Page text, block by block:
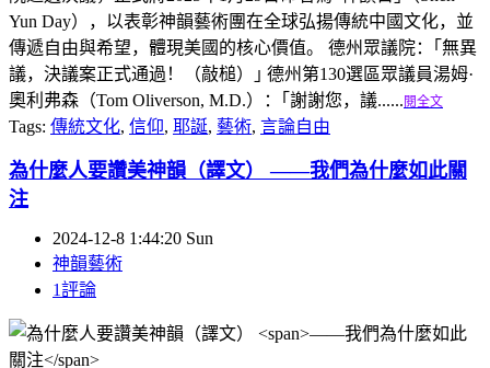
Yun Day），以表彰神韻藝術團在全球弘揚傳統中國文化，並
傳遞自由與希望，體現美國的核心價值。 德州眾議院：｢無異
議，決議案正式通過！（敲槌）｣ 德州第130選區眾議員湯姆·
奧利弗森（Tom Oliverson, M.D.）：｢謝謝您，議...... 閱全文
Tags: 傳統文化, 信仰, 耶誕, 藝術, 言論自由
為什麼人要讚美神韻（譯文）——我們為什麼如此關
注
2024-12-8 1:44:20 Sun
神韻藝術
1評論